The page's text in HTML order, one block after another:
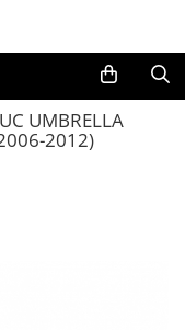
UMBRELLA
2012)